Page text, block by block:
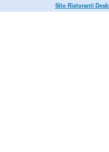
Sito Ristoranti